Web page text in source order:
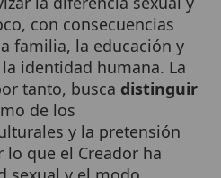
humana. La
tanto, buscadistinguir
de los
y la pretensión
que el Creador ha
y el modo
y, al mismo tiempo,
de toda persona,